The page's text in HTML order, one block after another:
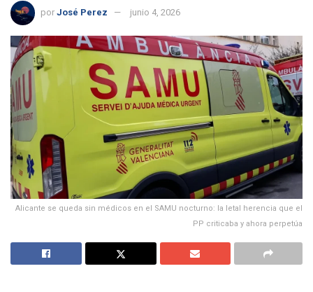
por José Perez junio 4, 2026
Alicante se queda sin médicos en el SAMU nocturno: la letal herencia que el
PP criticaba y ahora perpetúa